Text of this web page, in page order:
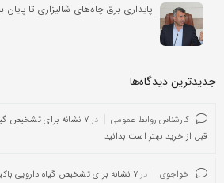
پایداری برق چاه‌های شالیزاری تا
جدیدترین دیدگاه‌‌ها
کارشناس روابط عمومی در
۷ نشانه برای تشخیص
قبل از خرید بهتر است بدانید
خواجوی در
۷ نشانه برای تشخیص گیاه دارویی